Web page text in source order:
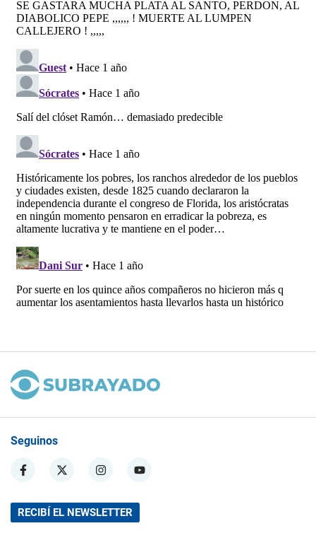
Seguinos
RECIBÍ EL NEWSLETTER